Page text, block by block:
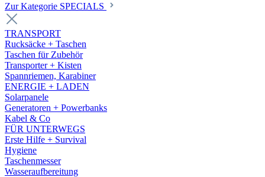
Zur Kategorie SPECIALS
TRANSPORT
Rucksäcke + Taschen
Taschen für Zubehör
Transporter + Kisten
Spannriemen, Karabiner
ENERGIE + LADEN
Solarpanele
Generatoren + Powerbanks
Kabel & Co
FÜR UNTERWEGS
Erste Hilfe + Survival
Hygiene
Taschenmesser
Wasseraufbereitung